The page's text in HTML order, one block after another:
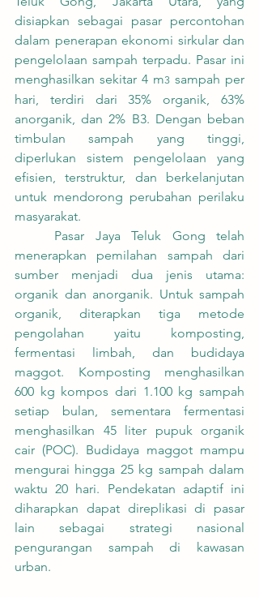
disiapkan sebagai pasar percontohan
dalam penerapan ekonomi sirkular dan
pengelolaan sampah terpadu. Pasar ini
menghasilkan sekitar 4 m3 sampah per
hari, terdiri dari 35% organik, 63%
anorganik, dan 2% B3. Dengan beban
timbulan sampah yang tinggi,
diperlukan sistem pengelolaan yang
efisien, terstruktur, dan berkelanjutan
untuk mendorong perubahan perilaku
masyarakat.
menerapkan pemilahan sampah dari
sumber menjadi dua jenis utama:
organik dan anorganik. Untuk sampah
organik, diterapkan tiga metode
pengolahan yaitu komposting,
fermentasi limbah, dan budidaya
maggot. Komposting menghasilkan
600 kg kompos dari 1.100 kg sampah
setiap bulan, sementara fermentasi
menghasilkan 45 liter pupuk organik
cair (POC). Budidaya maggot mampu
mengurai hingga 25 kg sampah dalam
waktu 20 hari. Pendekatan adaptif ini
diharapkan dapat direplikasi di pasar
lain sebagai strategi nasional
pengurangan sampah di kawasan
urban.